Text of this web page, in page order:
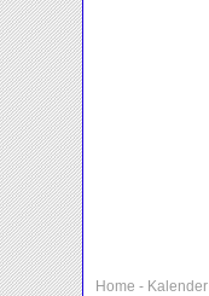
Home - Kalender